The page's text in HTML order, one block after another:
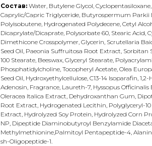
Состав: Water, Butylene Glycol,
Caprylic/Capric Triglyceride, Butyrospermum
Polyisobutene, Hydrogenated Polydecene, Cetyl
Dicaprylate/Dicaprate, Polysorbate 60, Stearic Acid,
Dimethicone Crosspolymer, Glycerin, Scrutellaria
Seed Oil, Paeonia Suffruitosa Root Extract,
100 Stearate, Beeswax, Glyceryl Stearate,
Phosphatidylcholine, Tocopheryl Acetate, Olea
Seed Oil, Hydroxyethylcellulose, C13-14 Isoparafin,
Adenosin, Fragrance, Laureth-7, Hyssopus
Oleracea Italica Extract, Dehydroxanthan Gum,
Root Extract, Hydrogenated Lecithin, Polyglyceryl-
Extract, Hydrolyzed Soy Protein, Hydrolyzed Corn
NP, Dipeptide Diaminobutyroyl Benzylamide
Methylmethionine,Palmitoyl Pentapeptide-4,
sh-Oligopeptide-1.